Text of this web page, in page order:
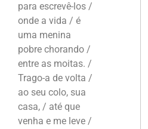
para escrevê-los /
onde a vida / é
uma menina
pobre chorando /
entre as moitas. /
Trago-a de volta /
ao seu colo, sua
casa, / até que
venha e me leve /